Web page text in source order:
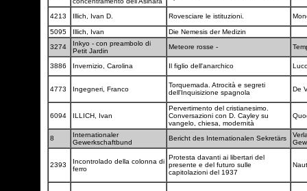
4213 Illich, Ivan D. Rovesciare le istituzioni.
5095 Illich, Ivan
Die Nemesis der Medizin
3274
Inkyo - con preambolo di
Petit Jardin
Meteore rosse -
3886 Invernizio, Carolina Il figlio dell'anarchico
4773 Ingegneri, Franco
Torquemada. Atrocità e segreti
dell'Inquisizione spagnola
De
6094 ILLICH, Ivan
Pervertimento del cristianesimo.
Conversazioni con D. Cayley su
vangelo, chiesa, modernità
8
Internationaler
Gewerkschaftbund
Bericht des Internationalen Sekretärs
2393
Incontrolado della colonna di
ferro
Protesta davanti ai libertari del
presente e del futuro sulle
capitolazioni del 1937